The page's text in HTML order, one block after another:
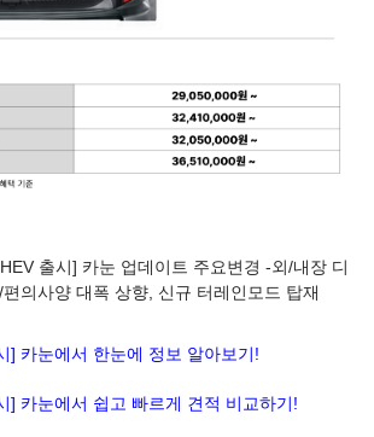
출시] 카눈 업데이트 주요변경 -외/내장 디
의사양 대폭 상향, 신규 터레인모드 탑재
] 카눈에서 한눈에 정보 알아보기!
] 카눈에서 쉽고 빠르게 견적 비교하기!